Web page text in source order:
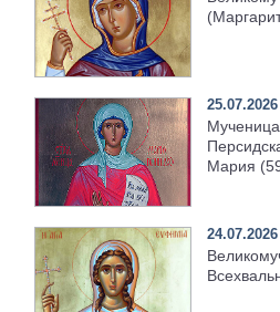
25.07.2026
Мученица Голиндуха
Персидская, во святом
Мария
24.07.2026